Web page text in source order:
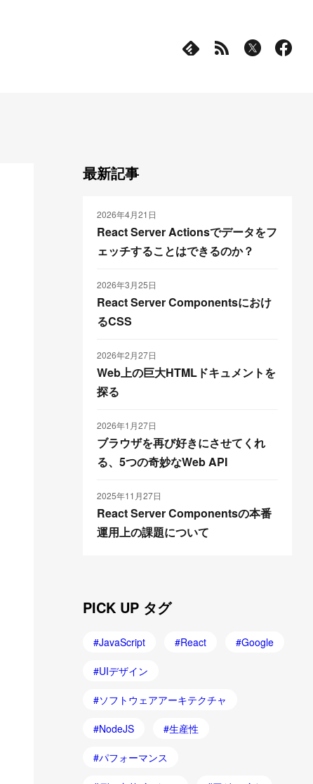
最新記事
2026年4月21日
React Server Actionsでデータをフ
ェッチすることはできるのか？
2026年3月25日
React Server Componentsにおけ
るCSS
2026年2月27日
Web上の巨大HTMLドキュメントを
探る
2026年1月27日
ブラウザを再び好きにさせてくれ
る、5つの奇妙なWeb API
2025年11月27日
React Server Componentsの本番
運用上の課題について
PICK UP タグ
JavaScript React Google
UIデザイン
ソフトウェアアーキテクチャ
NodeJS 生産性
パフォーマンス